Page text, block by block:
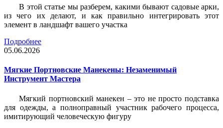
В этой статье мы разберем, какими бывают садовые арки,
из чего их делают, и как правильно интегрировать этот
элемент в ландшафт вашего участка
Подробнее
05.06.2026
Мягкие Портновские Манекены: Незаменимый
Инструмент Мастера
Мягкий портновский манекен – это не просто подставка
для одежды, а полноправный участник рабочего процесса,
имитирующий человеческую фигуру